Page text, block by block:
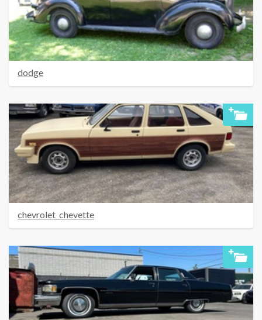
dodge
chevrolet_chevette